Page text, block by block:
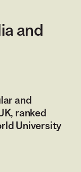
and
and
ranked
University